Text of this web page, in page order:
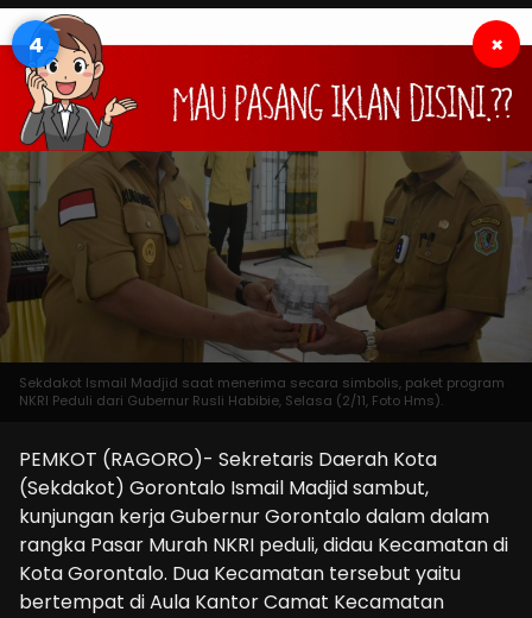
3 ×
Sekdakot Ismail Madjid saat menerima secara simbolis, paket program
NKRI Peduli dari Gubernur Rusli Habibie, Selasa (2/11, Foto Hms).
PEMKOT (RAGORO)- Sekretaris Daerah Kota
(Sekdakot) Gorontalo Ismail Madjid sambut,
kunjungan kerja Gubernur Gorontalo dalam dalam
rangka Pasar Murah NKRI peduli, didau Kecamatan di
Kota Gorontalo. Dua Kecamatan tersebut yaitu
bertempat di Aula Kantor Camat Kecamatan